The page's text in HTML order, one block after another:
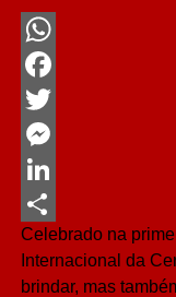
WhatsApp
Facebook
Twitter
Messenger
LinkedIn
Share
Celebrado na
Internacional da
brindar, mas